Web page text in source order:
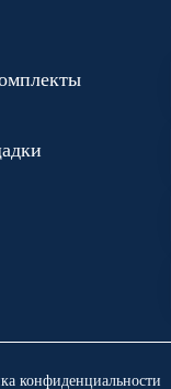
конфиденциальности